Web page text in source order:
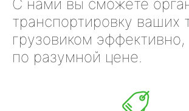
С нами вы сможете
транспортировку ваших
грузовиком
по разумной цене.